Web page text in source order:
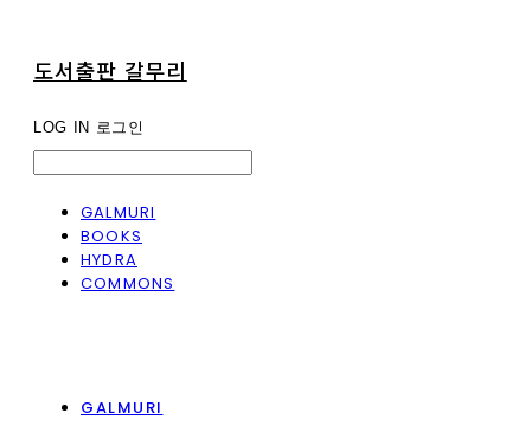
도서출판 갈무리
LOG IN 로그인
GALMURI
BOOKS
HYDRA
COMMONS
GALMURI